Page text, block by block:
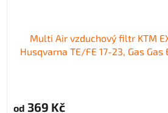
Multi Air vzduchový filtr KTM
Husqvarna TE/FE 17-23, Gas Gas
od 369 Kč